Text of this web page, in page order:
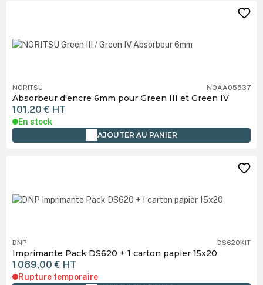
NORITSU NOAA05537
Absorbeur d'encre 6mm pour Green III et Green IV
101,20 € HT
En stock
AJOUTER AU PANIER
DNP DS620KIT
Imprimante Pack DS620 + 1 carton papier 15x20
1 089,00 € HT
Rupture temporaire